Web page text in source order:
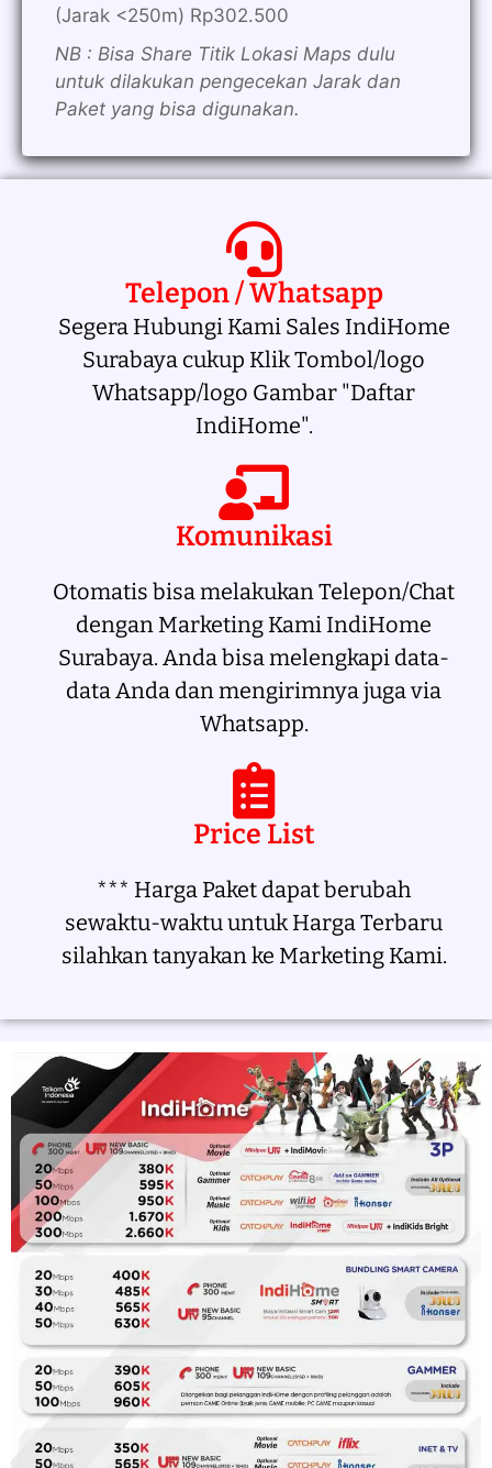
(Jarak <250m) Rp302.500
NB : Bisa Share Titik Lokasi Maps dulu
untuk dilakukan pengecekan Jarak dan
Paket yang bisa digunakan.
Telepon / Whatsapp
Segera Hubungi Kami Sales IndiHome
Surabaya cukup Klik Tombol/logo
Whatsapp/logo Gambar "Daftar
IndiHome".
Komunikasi
Otomatis bisa melakukan Telepon/Chat
dengan Marketing Kami IndiHome
Surabaya. Anda bisa melengkapi data-
data Anda dan mengirimnya juga via
Whatsapp.
Price List
*** Harga Paket dapat berubah
sewaktu-waktu untuk Harga Terbaru
silahkan tanyakan ke Marketing Kami.